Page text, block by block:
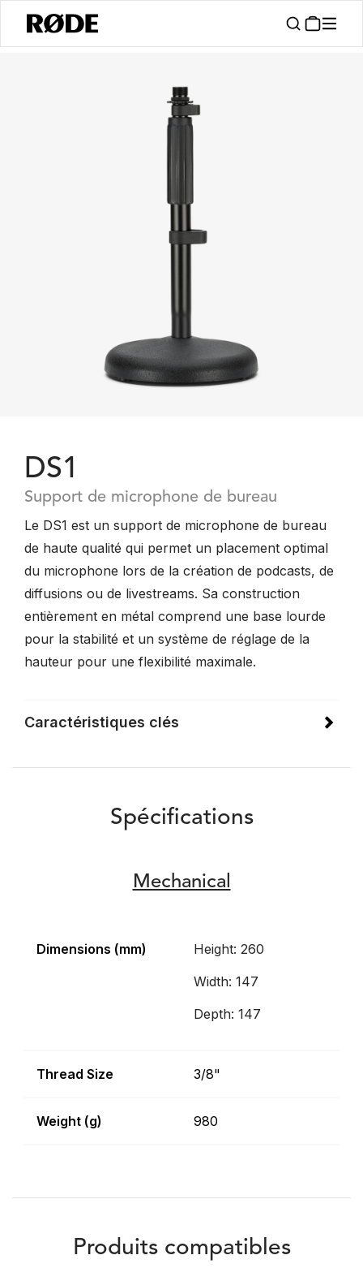
DS1
Support de microphone de bureau
Le DS1 est un support de microphone de bureau
de haute qualité qui permet un placement optimal
du microphone lors de la création de podcasts, de
diffusions ou de livestreams. Sa construction
entièrement en métal comprend une base lourde
pour la stabilité et un système de réglage de la
hauteur pour une flexibilité maximale.
Caractéristiques clés
Spécifications
Mechanical
Dimensions (mm)
Height: 260
Width: 147
Depth: 147
Thread Size 3/8"
Weight (g) 980
Produits compatibles